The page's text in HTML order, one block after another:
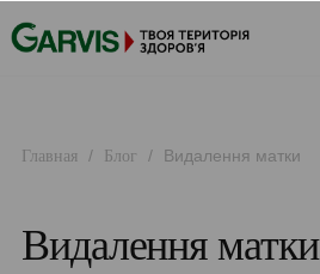
Главная / Блог / Видалення матки
Видалення матки